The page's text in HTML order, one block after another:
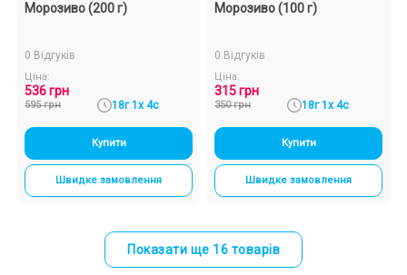
Морозиво (200 г)
0 Відгуків
Ціна:
536 грн
595 грн 18г 1х 4с
Купити
Швидке замовлення
Морозиво (100 г)
0 Відгуків
Ціна:
315 грн
350 грн 18г 1х 4с
Купити
Швидке замовлення
Показати ще 16 товарів